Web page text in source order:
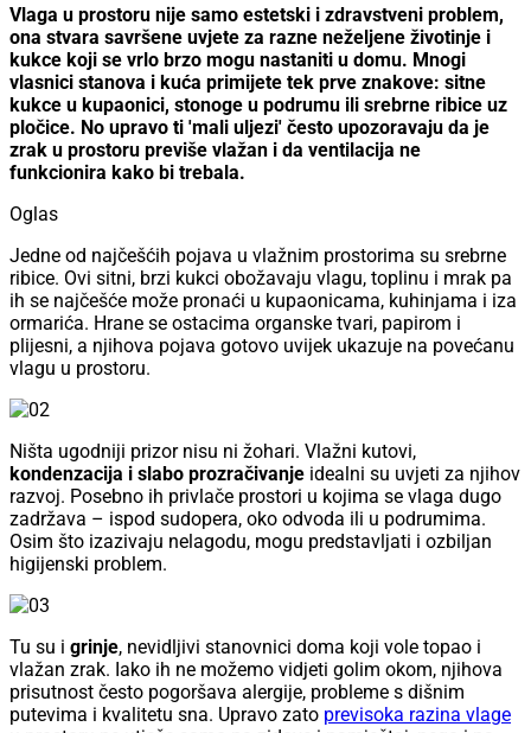
Vlaga u prostoru nije samo estetski i zdravstveni problem,
ona stvara savršene uvjete za razne neželjene životinje i
kukce koji se vrlo brzo mogu nastaniti u domu. Mnogi
vlasnici stanova i kuća primijete tek prve znakove: sitne
kukce u kupaonici, stonoge u podrumu ili srebrne ribice uz
pločice. No upravo ti 'mali uljezi' često upozoravaju da je
zrak u prostoru previše vlažan i da ventilacija ne
funkcionira kako bi trebala.
Oglas
Jedne od najčešćih pojava u vlažnim prostorima su srebrne
ribice. Ovi sitni, brzi kukci obožavaju vlagu, toplinu i mrak pa
ih se najčešće može pronaći u kupaonicama, kuhinjama i iza
ormarića. Hrane se ostacima organske tvari, papirom i
plijesni, a njihova pojava gotovo uvijek ukazuje na povećanu
vlagu u prostoru.
Ništa ugodniji prizor nisu ni žohari. Vlažni kutovi,
kondenzacija i slabo prozračivanje idealni su uvjeti za njihov
razvoj. Posebno ih privlače prostori u kojima se vlaga dugo
zadržava – ispod sudopera, oko odvoda ili u podrumima.
Osim što izazivaju nelagodu, mogu predstavljati i ozbiljan
higijenski problem.
Tu su i grinje, nevidljivi stanovnici doma koji vole topao i
vlažan zrak. Iako ih ne možemo vidjeti golim okom, njihova
prisutnost često pogoršava alergije, probleme s dišnim
putevima i kvalitetu sna. Upravo zato previsoka razina vlage